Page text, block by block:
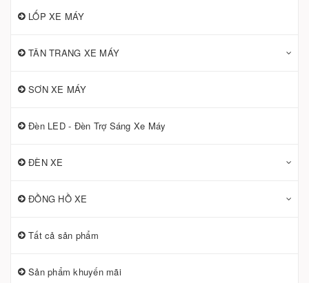
LỐP XE MÁY
TÂN TRANG XE MÁY
SƠN XE MÁY
Đèn LED - Đèn Trợ Sáng Xe Máy
ĐÈN XE
ĐỒNG HỒ XE
Tất cả sản phẩm
Sản phẩm khuyến mãi